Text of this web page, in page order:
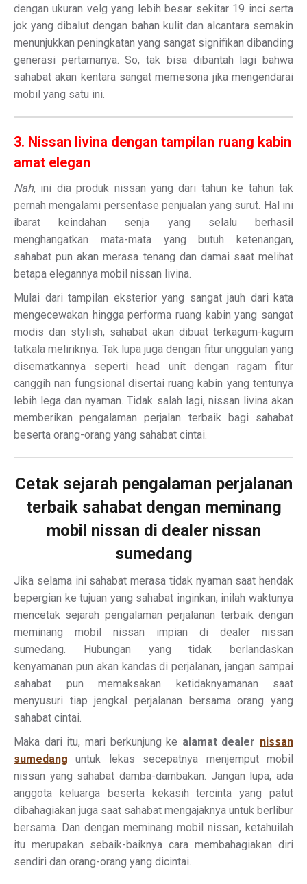
dengan ukuran velg yang lebih besar sekitar 19 inci serta
jok yang dibalut dengan bahan kulit dan alcantara semakin
menunjukkan peningkatan yang sangat signifikan dibanding
generasi pertamanya. So, tak bisa dibantah lagi bahwa
sahabat akan kentara sangat memesona jika mengendarai
mobil yang satu ini.
3. Nissan livina dengan tampilan ruang kabin
amat elegan
Nah, ini dia produk nissan yang dari tahun ke tahun tak
pernah mengalami persentase penjualan yang surut. Hal ini
ibarat keindahan senja yang selalu berhasil
menghangatkan mata-mata yang butuh ketenangan,
sahabat pun akan merasa tenang dan damai saat melihat
betapa elegannya mobil nissan livina.
Mulai dari tampilan eksterior yang sangat jauh dari kata
mengecewakan hingga performa ruang kabin yang sangat
modis dan stylish, sahabat akan dibuat terkagum-kagum
tatkala meliriknya. Tak lupa juga dengan fitur unggulan yang
disematkannya seperti head unit dengan ragam fitur
canggih nan fungsional disertai ruang kabin yang tentunya
lebih lega dan nyaman. Tidak salah lagi, nissan livina akan
memberikan pengalaman perjalan terbaik bagi sahabat
beserta orang-orang yang sahabat cintai.
Cetak sejarah pengalaman perjalanan
terbaik sahabat dengan meminang
mobil nissan di dealer nissan
sumedang
Jika selama ini sahabat merasa tidak nyaman saat hendak
bepergian ke tujuan yang sahabat inginkan, inilah waktunya
mencetak sejarah pengalaman perjalanan terbaik dengan
meminang mobil nissan impian di dealer nissan
sumedang. Hubungan yang tidak berlandaskan
kenyamanan pun akan kandas di perjalanan, jangan sampai
sahabat pun memaksakan ketidaknyamanan saat
menyusuri tiap jengkal perjalanan bersama orang yang
sahabat cintai.
Maka dari itu, mari berkunjung ke alamat dealer nissan
sumedang
untuk lekas secepatnya menjemput mobil
nissan yang sahabat damba-dambakan. Jangan lupa, ada
anggota keluarga beserta kekasih tercinta yang patut
dibahagiakan juga saat sahabat mengajaknya untuk berlibur
bersama. Dan dengan meminang mobil nissan, ketahuilah
itu merupakan sebaik-baiknya cara membahagiakan diri
sendiri dan orang-orang yang dicintai.